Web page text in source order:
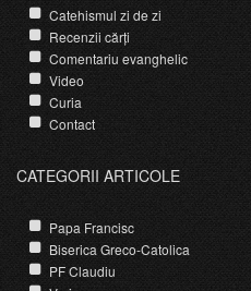
Catehismul zi de zi
Recenzii cărți
Comentariu evanghelic
Video
Curia
Contact
CATEGORII ARTICOLE
Papa Francisc
Biserica Greco-Catolica
PF Claudiu